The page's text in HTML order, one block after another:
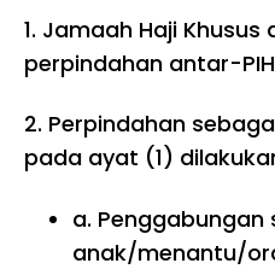
1. Jamaah Haji
perpindahan antar-
2. Perpindahan
pada ayat (1)
a.
anak/menantu/